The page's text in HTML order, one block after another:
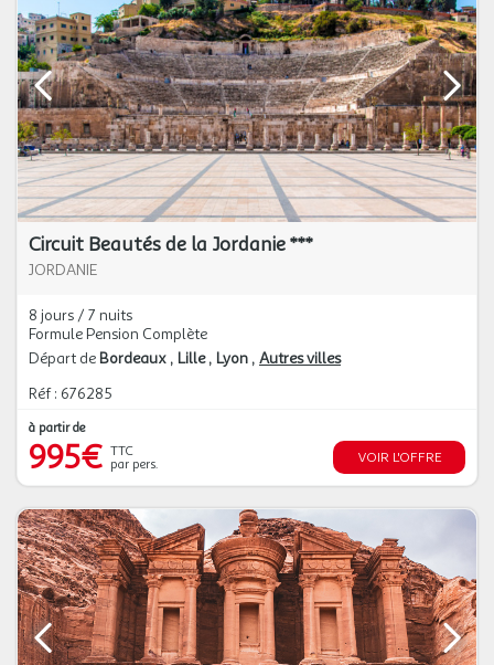
Circuit Beautés de la Jordanie ***
JORDANIE
8 jours / 7 nuits
Formule Pension Complète
Départ de Bordeaux Lille Lyon Autres villes
Réf : 676285
à partir de
995€ TTC
par pers.
VOIR L'OFFRE